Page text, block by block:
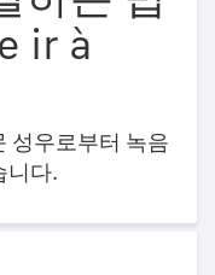
ir à
성우로부터 녹음
니다.